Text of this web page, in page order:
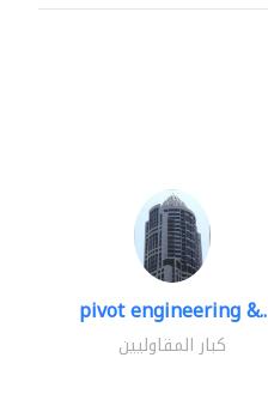
pivot engineering &..
كبار المقاوليين